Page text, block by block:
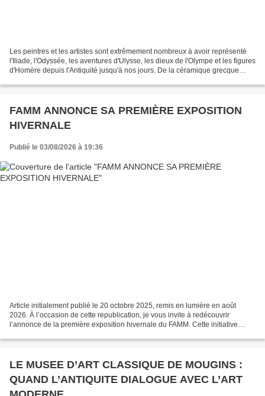
Les peintres et les artistes sont extrêmement nombreux à avoir représenté
l'Iliade, l'Odyssée, les aventures d'Ulysse, les dieux de l'Olympe et les figures
d'Homère depuis l'Antiquité jusqu'à nos jours. De la céramique grecque
FAMM ANNONCE SA PREMIÈRE EXPOSITION
HIVERNALE
Publié le 03/08/2026 à 19:36
Article initialement publié le 20 octobre 2025, remis en lumière en août
2026. À l’occasion de cette republication, je vous invite à redécouvrir
l’annonce de la première exposition hivernale du FAMM. Cette initiative
LE MUSEE D’ART CLASSIQUE DE MOUGINS :
QUAND L’ANTIQUITE DIALOGUE AVEC L’ART